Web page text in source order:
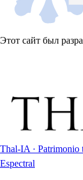
Этот сайт был
Thal-IA · Patrimonio
Espectral